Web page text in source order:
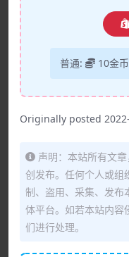
普通: 10金币
Originally posted
声明：本站所有文
创发布。任何个人或组
制、盗用、采集、发布
体平台。如若本站内容
们进行处理。